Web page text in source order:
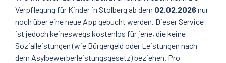
Verpflegung für Kinder in Stolberg ab dem 02.02.2026nur
noch über eine neue App gebucht werden. Dieser Service
ist jedoch keineswegs kostenlos für jene, die keine
Sozialleistungen (wie Bürgergeld oder Leistungen nach
dem Asylbewerberleistungsgesetz) beziehen. Pro